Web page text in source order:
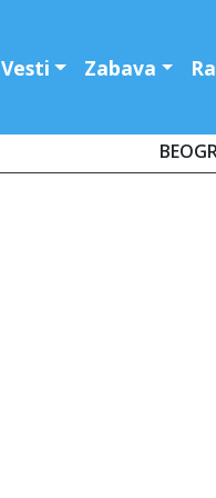
Vesti Zabava